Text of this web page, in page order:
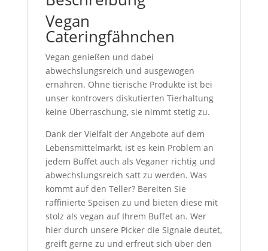
Vegan
Cateringfähnchen
Vegan genießen und dabei
abwechslungsreich und ausgewogen
ernähren. Ohne tierische Produkte ist bei
unser kontrovers diskutierten Tierhaltung
keine Überraschung, sie nimmt stetig zu.
Dank der Vielfalt der Angebote auf dem
Lebensmittelmarkt, ist es kein Problem an
jedem Buffet auch als Veganer richtig und
abwechslungsreich satt zu werden. Was
kommt auf den Teller? Bereiten Sie
raffinierte Speisen zu und bieten diese mit
stolz als vegan auf Ihrem Buffet an. Wer
hier durch unsere Picker die Signale deutet,
greift gerne zu und erfreut sich über den